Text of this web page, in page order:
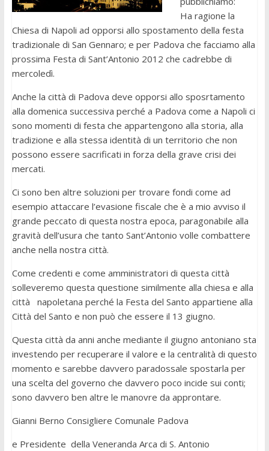
Ha ragione la
Chiesa di Napoli ad opporsi allo spostamento della festa
tradizionale di San Gennaro; e per Padova che facciamo alla
prossima Festa di Sant’Antonio 2012 che cadrebbe di
mercoledì.
Anche la città di Padova deve opporsi allo sposrtamento
alla domenica successiva perché a Padova come a Napoli ci
sono momenti di festa che appartengono alla storia, alla
tradizione e alla stessa identità di un territorio che non
possono essere sacrificati in forza della grave crisi dei
mercati.
Ci sono ben altre soluzioni per trovare fondi come ad
esempio attaccare l’evasione fiscale che è a mio avviso il
grande peccato di questa nostra epoca, paragonabile alla
gravità dell’usura che tanto Sant’Antonio volle combattere
anche nella nostra città.
Come credenti e come amministratori di questa città
solleveremo questa questione similmente alla chiesa e alla
città napoletana perché la Festa del Santo appartiene alla
Città del Santo e non può che essere il 13 giugno.
Questa città da anni anche mediante il giugno antoniano sta
investendo per recuperare il valore e la centralità di questo
momento e sarebbe davvero paradossale spostarla per
una scelta del governo che davvero poco incide sui conti;
sono davvero ben altre le manovre da approntare.
Gianni Berno Consigliere Comunale Padova
e Presidente della Veneranda Arca di S. Antonio